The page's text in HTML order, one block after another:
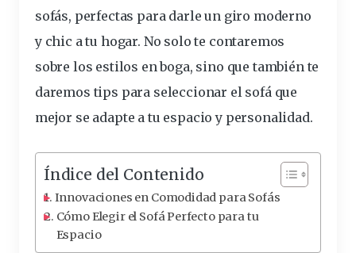
sofás, perfectas para darle un giro moderno
y chic a tu hogar. No solo te contaremos
sobre los estilos en boga, sino que tambiénte
daremos tips para seleccionar el sofá que
mejor se adapte a tu espacio y personalidad.
Índice del Contenido
Innovaciones en Comodidad para Sofás
Cómo Elegir el Sofá Perfecto para tu
Espacio